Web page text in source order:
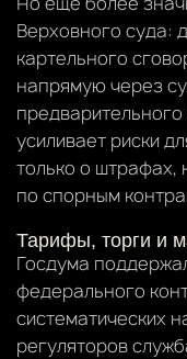
Верховного суда:
картельного
напрямую через
усиливает риски
только о штрафах,
по спорным
Тарифы, торги и
Госдума
федерального
систематических
регуляторов